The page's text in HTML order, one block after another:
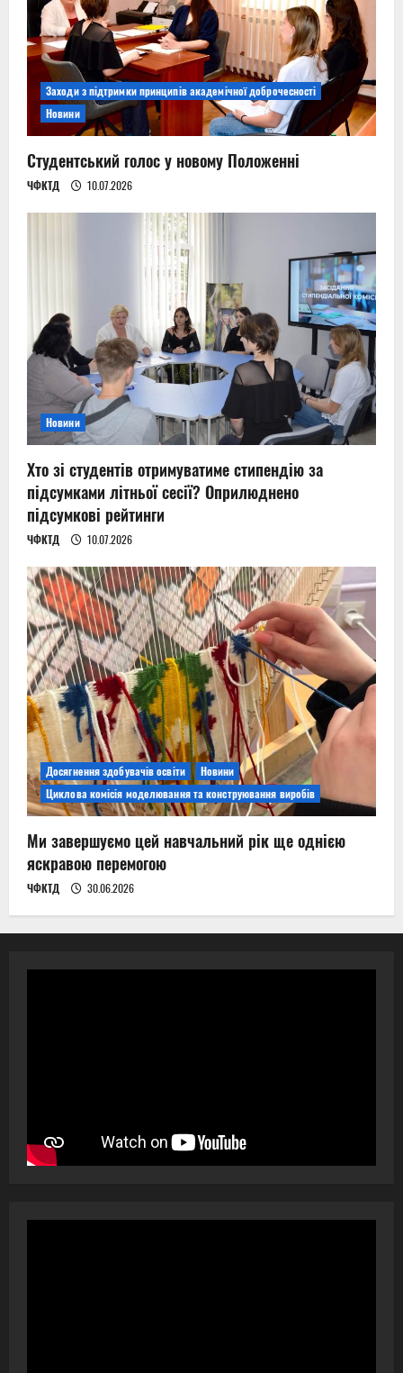
Заходи з підтримки принципів академічної доброчесності
Новини
Студентський голос у новому Положенні
ЧФКТД 10.07.2026
Новини
Хто зі студентів отримуватиме стипендію за
підсумками літньої сесії? Оприлюднено
підсумкові рейтинги
ЧФКТД 10.07.2026
Досягнення здобувачів освіти
Новини
Циклова комісія моделювання та конструювання виробів
Ми завершуємо цей навчальний рік ще однією
яскравою перемогою
ЧФКТД 30.06.2026